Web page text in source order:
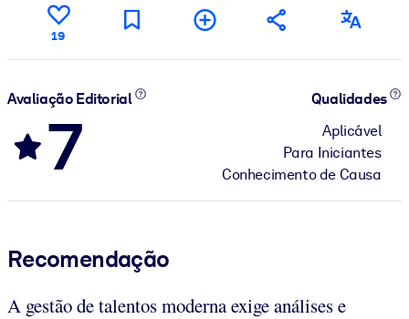
19
Avaliação Editorial
7
Qualidades
Aplicável
Para Iniciantes
Conhecimento de Causa
Recomendação
A gestão de talentos moderna exige análises e